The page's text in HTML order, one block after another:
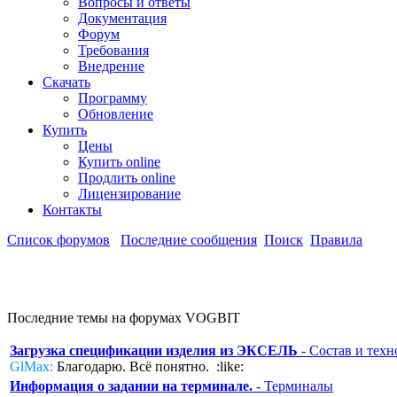
Документация
Форум
Требования
Внедрение
Скачать
Программу
Обновление
Купить
Цены
Купить online
Продлить online
Лицензирование
Контакты
Список форумов Последние сообщения Поиск Правила
Последние темы на форумах VOGBIT
Загрузка спецификации изделия из ЭКСЕЛЬ - Состав и
GlMax: Благодарю. Всё понятно. :like:
Информация о задании на терминале. - Терминалы